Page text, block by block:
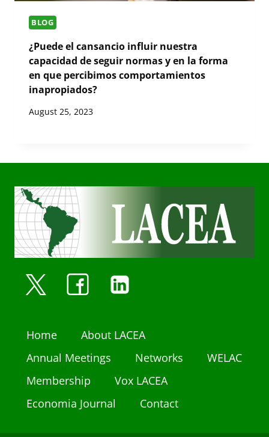
BLOG
¿Puede el cansancio influir nuestra
capacidad de seguir normas y en la forma
en que percibimos comportamientos
inapropiados?
August 25, 2023
Home
About LACEA
Annual Meetings
Networks
WELAC
Membership
Vox LACEA
Economia Journal
Contact